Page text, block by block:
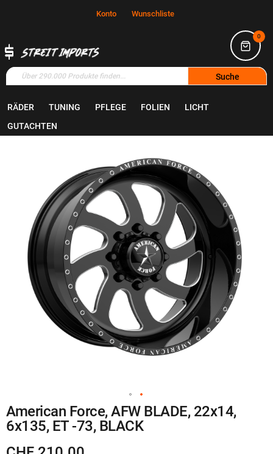
Konto Wunschliste
0
Suche
RÄDER TUNING PFLEGE FOLIEN
LICHT
GUTACHTEN
Zum
Ende
Zum
Anfang
der
Bildgalerie
American Force, AFW BLADE, 22x14,
6x135, ET -73, BLACK